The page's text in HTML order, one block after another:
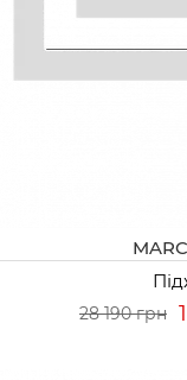
28 190 грн